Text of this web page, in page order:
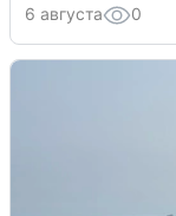
6 августа 0